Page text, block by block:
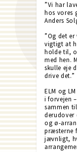
”Vi har
hos vores
Anders
”Og det
vigtigt at
holde til,
med hen.
skulle eje
drive det.”
ELM og
i forvejen
sammen
derudover
og ø-
præsterne
jævnligt,